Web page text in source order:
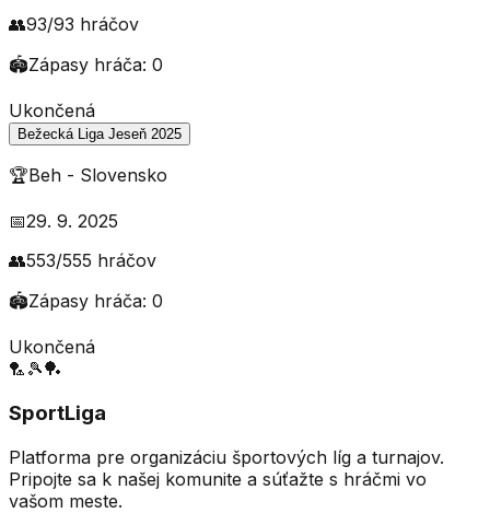
👥93/93 hráčov
🏟️Zápasy hráča: 0
Ukončená
Bežecká Liga Jeseň 2025
🏆Beh - Slovensko
📅29. 9. 2025
👥553/555 hráčov
🏟️Zápasy hráča: 0
Ukončená
🏸 🎾🏓
SportLiga
Platforma pre organizáciu športových líg a turnajov.
Pripojte sa k našej komunite a súťažte s hráčmi vo
vašom meste.